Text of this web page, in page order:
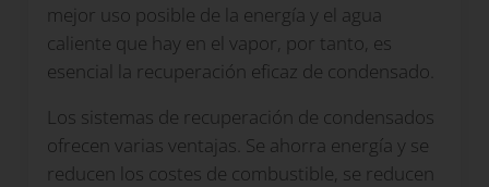
mejor uso posible de la energía y el agua
caliente que hay en el vapor, por tanto, es
esencial la recuperación eficaz de condensado.
Los sistemas de recuperación de condensados
ofrecen varias ventajas. Se ahorra energía y se
reducen los costes de combustible, se reducen